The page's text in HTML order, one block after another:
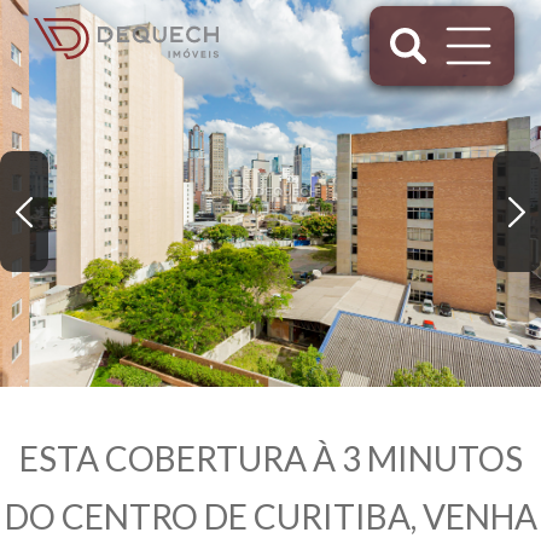
ESTA COBERTURA À 3 MINUTOS
DO CENTRO DE CURITIBA, VENHA